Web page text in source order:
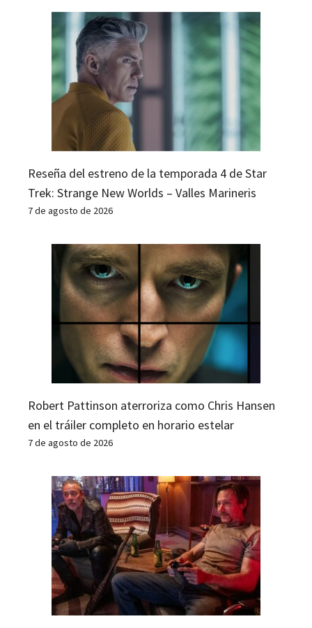
Reseña del estreno de la temporada 4 de Star
Trek: Strange New Worlds – Valles Marineris
7 de agosto de 2026
Robert Pattinson aterroriza como Chris Hansen
en el tráiler completo en horario estelar
7 de agosto de 2026